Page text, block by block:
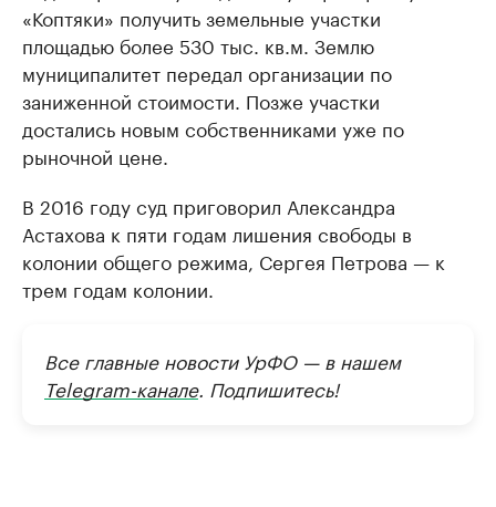
«Коптяки» получить земельные участки
площадью более 530 тыс. кв.м. Землю
муниципалитет передал организации по
заниженной стоимости. Позже участки
достались новым собственниками уже по
рыночной цене.
В 2016 году суд приговорил Александра
Астахова к пяти годам лишения свободы в
колонии общего режима, Сергея Петрова — к
трем годам колонии.
Все главные новости УрФО — в нашем
Telegram-канале. Подпишитесь!